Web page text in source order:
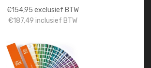
€154,95 exclusief BTW
€187,49 inclusief BTW